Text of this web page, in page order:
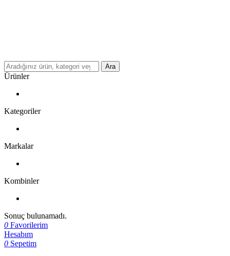
Ara
Ürünler
Kategoriler
Markalar
Kombinler
Sonuç bulunamadı.
0 Favorilerim
Hesabım
0 Sepetim